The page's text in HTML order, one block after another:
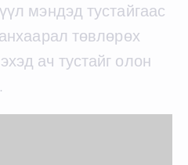
мэндэд тустайгаас
төвлөрөх
ач тустайг олон